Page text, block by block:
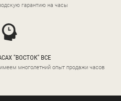
гарантию на часы
"ВОСТОК" ВСЕ
многолетний опыт продажи часов